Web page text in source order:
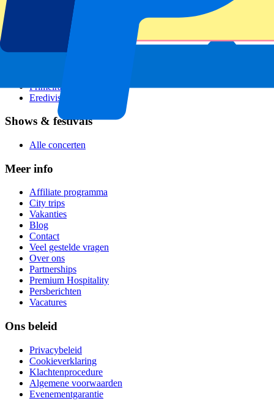
Voetbalcompetities
Champions League
Premier League
Serie A
Primeira Liga
Eredivisie
Shows & festivals
Alle concerten
Meer info
Affiliate programma
City trips
Vakanties
Blog
Contact
Veel gestelde vragen
Over ons
Partnerships
Premium Hospitality
Persberichten
Vacatures
Ons beleid
Privacybeleid
Cookieverklaring
Klachtenprocedure
Algemene voorwaarden
Evenementgarantie